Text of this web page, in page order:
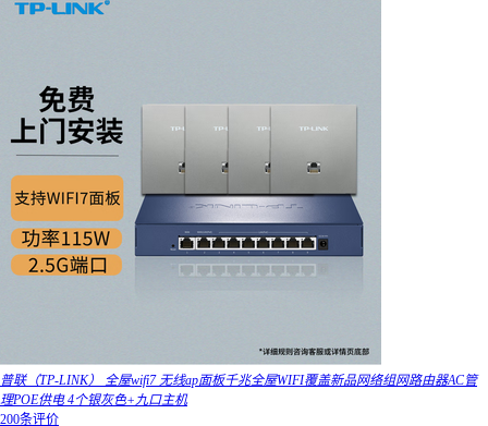
普联（TP-LINK） 全屋wifi7 无线ap面板千兆全屋WIFI覆盖新品网络组网路由器AC管
理POE供电 4个银灰色+九口主机
200条评价